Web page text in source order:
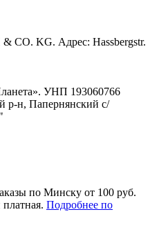
CO. KG. Адрес: Hassbergstr.
УНП 193060766
р-н, Папернянский с/
по Минску от 100 руб.
Подробнее по